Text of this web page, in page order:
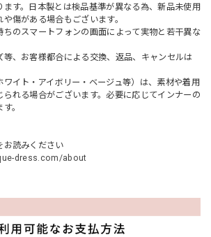
ます。日本製とは検品基準が異なる為、新品未使用
傷がある場合もございます。
ちのスマートフォンの画面によって実物と若干異な
等、お客様都合による交換、返品、キャンセルは
ワイト・アイボリー・ベージュ等）は、素材や着用
れる場合がございます。必要に応じてインナーの
。
お読みください
dress.com/about